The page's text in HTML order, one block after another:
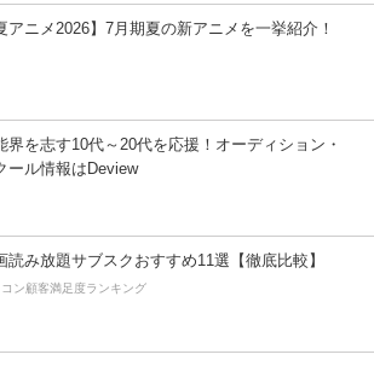
アニメ2026】7月期夏の新アニメを一挙紹介！
界を志す10代～20代を応援！オーディション・
ール情報はDeview
読み放題サブスクおすすめ11選【徹底比較】
コン顧客満足度ランキング